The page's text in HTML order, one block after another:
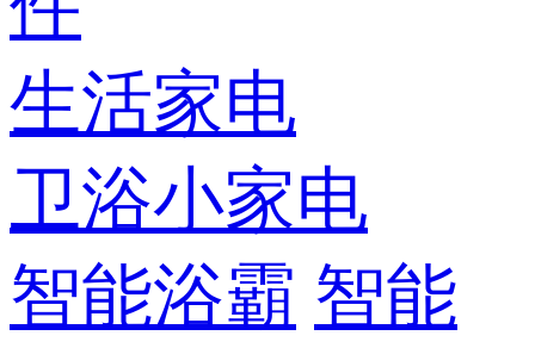
生活家电
卫浴小家电
智能浴霸 智能